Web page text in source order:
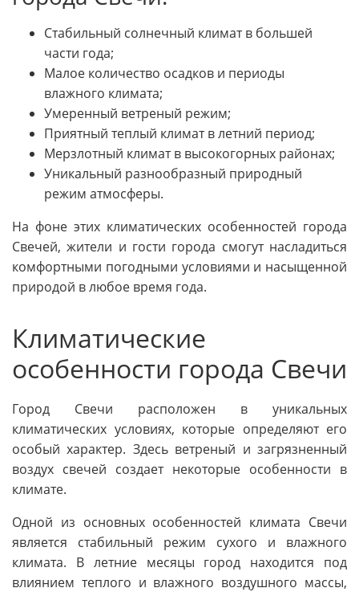
Стабильный солнечный климат в большей
части года;
Малое количество осадков и периоды
влажного климата;
Умеренный ветреный режим;
Приятный теплый климат в летний период;
Мерзлотный климат в высокогорных районах;
Уникальный разнообразный природный
режим атмосферы.
На фоне этих климатических особенностей города
Свечей, жители и гости города смогут насладиться
комфортными погодными условиями и насыщенной
природой в любое время года.
Климатические
особенности города Свечи
Город Свечи расположен в уникальных
климатических условиях, которые определяют его
особый характер. Здесь ветреный и загрязненный
воздух свечей создает некоторые особенности в
климате.
Одной из основных особенностей климата Свечи
является стабильный режим сухого и влажного
климата. В летние месяцы город находится под
влиянием теплого и влажного воздушного массы,